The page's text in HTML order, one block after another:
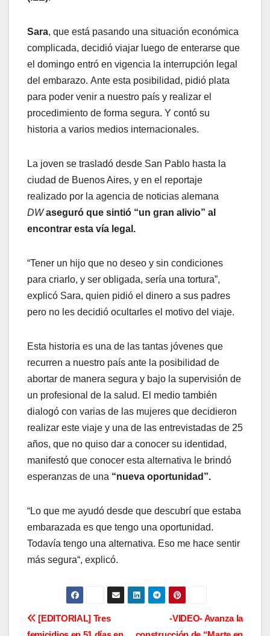
Sara, que está pasando una situación económica
complicada, decidió viajar luego de enterarse que
el domingo entró en vigencia la interrupción legal
del embarazo. Ante esta posibilidad, pidió plata
para poder venir a nuestro país y realizar el
procedimiento de forma segura. Y contó su
historia a varios medios internacionales.
La joven se trasladó desde San Pablo hasta la
ciudad de Buenos Aires, y en el reportaje
realizado por la agencia de noticias alemana
DW aseguró que sintió “un gran alivio” al
encontrar esta vía legal.
“Tener un hijo que no deseo y sin condiciones
para criarlo, y ser obligada, sería una tortura”,
explicó Sara, quien pidió el dinero a sus padres
pero no les decidió ocultarles el motivo del viaje.
Esta historia es una de las tantas jóvenes que
recurren a nuestro país ante la posibilidad de
abortar de manera segura y bajo la supervisión de
un profesional de la salud. El medio también
dialogó con varias de las mujeres que decidieron
realizar este viaje y una de las entrevistadas de 25
años, que no quiso dar a conocer su identidad,
manifestó que conocer esta alternativa le brindó
esperanzas de una “nueva oportunidad”.
“Lo que me ayudó desde que descubrí que estaba
embarazada es que tengo una oportunidad.
Todavía tengo una alternativa. Eso me hace sentir
más segura“, explicó.
N
-VIDEO- Avanza la
[EDITORIAL] Tres